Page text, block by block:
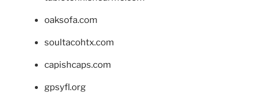
oaksofa.com
soultacohtx.com
capishcaps.com
gpsyfl.org